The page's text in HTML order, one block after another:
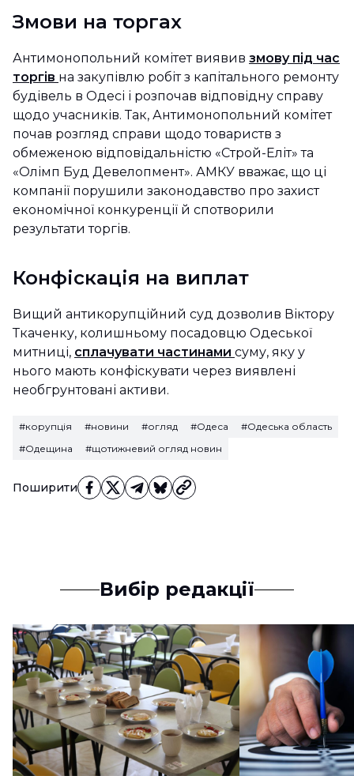
Поширити
Змови на торгах
Антимонопольний комітет виявив змову під час
торгів на закупівлю робіт з капітального ремонту
будівель в Одесі і розпочав відповідну справу
щодо учасників. Так, Антимонопольний комітет
почав розгляд справи щодо товариств з
обмеженою відповідальністю «Строй-Еліт» та
«Олімп Буд Девелопмент». АМКУ вважає, що ці
компанії порушили законодавство про захист
економічної конкуренції й спотворили
результати торгів.
Конфіскація на виплат
Вищий антикорупційний суд дозволив Віктору
Ткаченку, колишньому посадовцю Одеської
митниці, сплачувати частинами суму, яку у
нього мають конфіскувати через виявлені
необгрунтовані активи.
#корупція #новини #огляд #Одеса
#Одеська область
#Одещина
#щотижневий огляд новин
Вибір редакції